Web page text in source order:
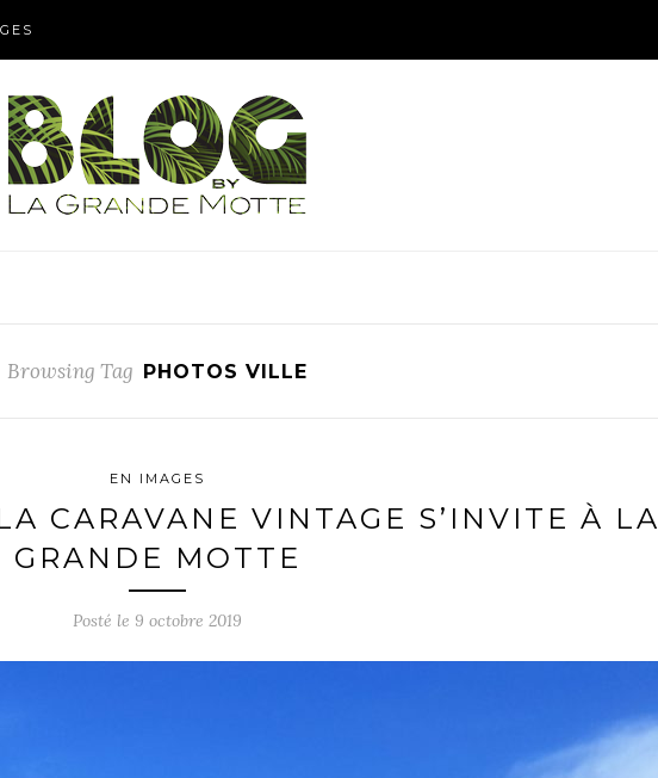
Browsing Tag PHOTOS VILLE
EN IMAGES
CARAVANE VINTAGE S’INVITE À LA
GRANDE MOTTE
Posté le 9 octobre 2019